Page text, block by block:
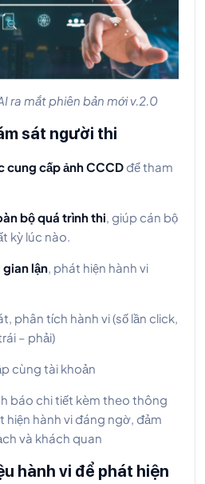
ra mắt phiên bản mới v.2.0
sát người thi
cung cấp ảnh CCCD để tham
bộ quá trình thi, giúp cán bộ
kỳ lúc nào.
gian lận, phát hiện hành vi
phân tích hành vi (số lần click,
– phải)
cùng tài khoản
báo chi tiết kèm theo thông
hiện hành vi đáng ngờ, đảm
và khách quan
hành vi để phát hiện